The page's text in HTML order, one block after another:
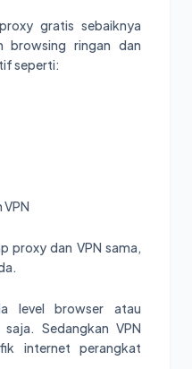
gratis sebaiknya
browsing ringan dan
seperti:
proxy dan VPN sama,
level browser atau
Sedangkan VPN
internet perangkat